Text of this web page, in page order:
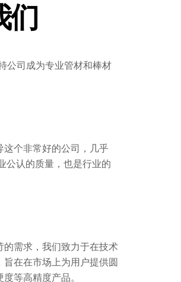
们
公司成为专业管材和棒材
这个非常好的公司，几乎
公认的质量，也是行业的
的需求，我们致力于在技术
旨在在市场上为用户提供圆
等高精度产品。